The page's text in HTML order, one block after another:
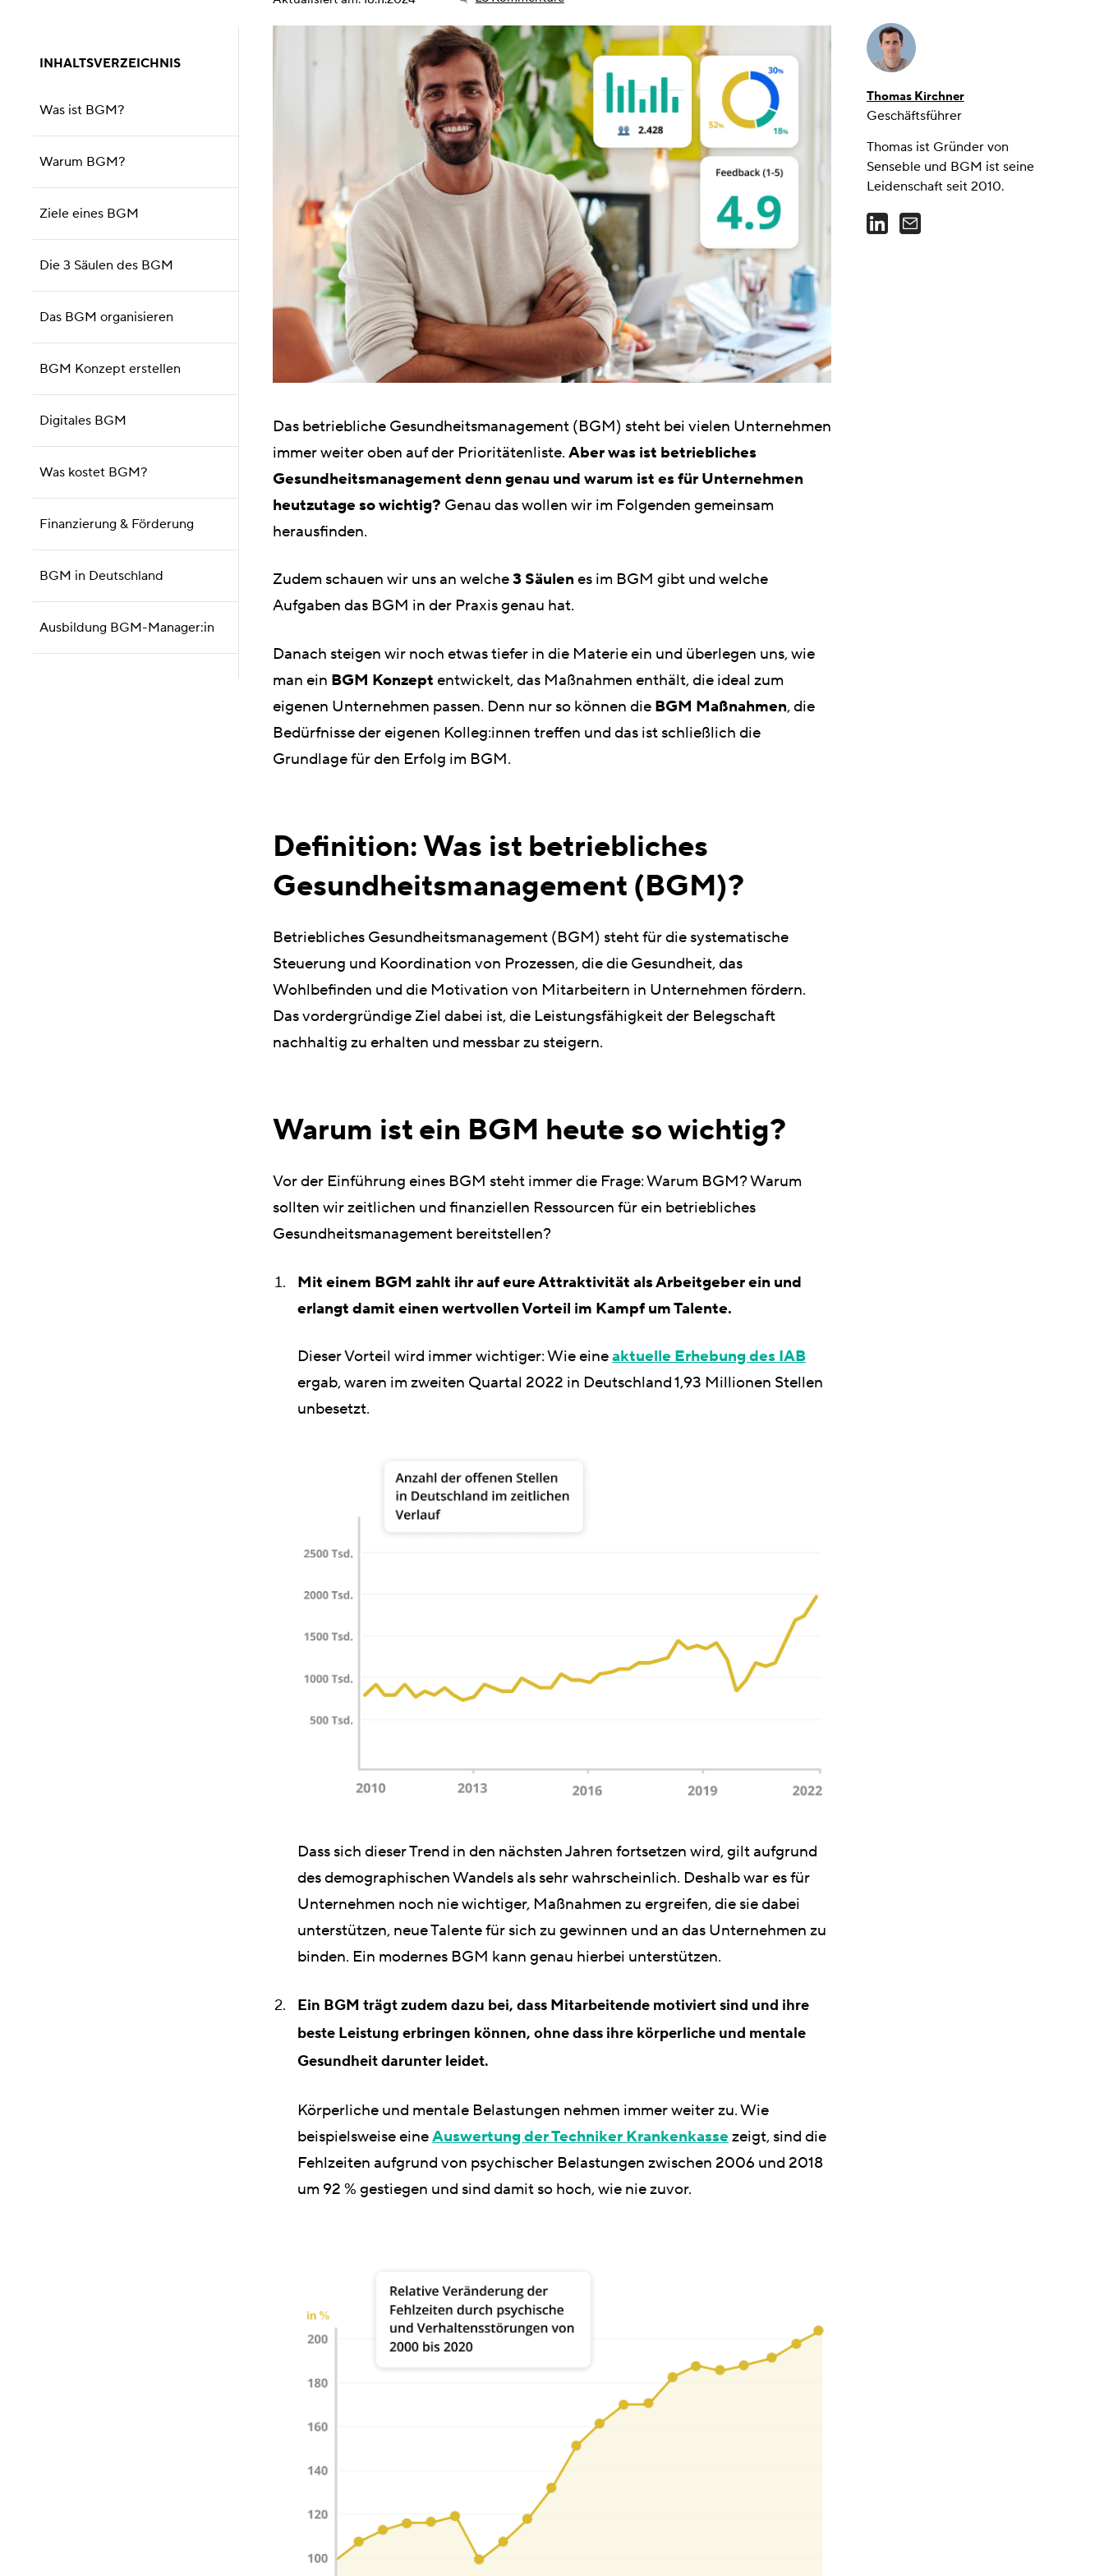
Thomas Kirchner
Geschäftsführer
Thomas ist Gründer von
Senseble und BGM ist seine
Leidenschaft seit 2010.
Das betriebliche Gesundheitsmanagement (BGM) steht bei vielen Unternehmen
immer weiter oben auf der Prioritätenliste. Aber was ist betriebliches
Gesundheitsmanagement denn genau und warum ist es für Unternehmen
heutzutage so wichtig? Genau das wollen wir im Folgenden gemeinsam
herausfinden.
Zudem schauen wir uns an welche3 Säulen es im BGM gibt und welche
Aufgaben das BGM in der Praxis genau hat.
Danach steigen wir noch etwas tiefer in die Materie ein und überlegen uns, wie
man ein BGM Konzept entwickelt, das Maßnahmen enthält, die ideal zum
eigenen Unternehmen passen. Denn nur so können die BGM Maßnahmen, die
Bedürfnisse der eigenen Kolleg:innen treffen und das ist schließlich die
Grundlage für den Erfolg im BGM.
INHALTSVERZEICHNIS
Was ist BGM?
Warum BGM?
Ziele eines BGM
Die 3 Säulen des BGM
Das BGM organisieren
BGM Konzept erstellen
Digitales BGM
Was kostet BGM?
Finanzierung & Förderung
BGM in Deutschland
Ausbildung BGM-Manager:in
Definition: Was ist betriebliches
Gesundheitsmanagement (BGM)?
Betriebliches Gesundheitsmanagement (BGM) steht für die systematische
Steuerung und Koordination von Prozessen, die die Gesundheit, das
Wohlbefinden und die Motivation von Mitarbeitern in Unternehmen fördern.
Das vordergründige Ziel dabei ist, die Leistungsfähigkeit der Belegschaft
nachhaltig zu erhalten und messbar zu steigern.
Warum ist ein BGM heute so wichtig?
Vor der Einführung eines BGM steht immer die Frage: Warum BGM? Warum
sollten wir zeitlichen und finanziellen Ressourcen für ein betriebliches
Gesundheitsmanagement bereitstellen?
Mit einem BGM zahlt ihr auf eure Attraktivität als Arbeitgeber ein und
erlangt damit einen wertvollen Vorteil im Kampf um Talente.
Dieser Vorteil wird immer wichtiger: Wie eineaktuelle Erhebung des IAB
ergab, waren im zweiten Quartal 2022 in Deutschland 1,93 Millionen Stellen
unbesetzt.
Dass sich dieser Trend in den nächsten Jahren fortsetzen wird, gilt aufgrund
des demographischen Wandels als sehr wahrscheinlich. Deshalb war es für
Unternehmen noch nie wichtiger, Maßnahmen zu ergreifen, die sie dabei
unterstützen, neue Talente für sich zu gewinnen und an das Unternehmen zu
binden. Ein modernes BGM kann genau hierbei unterstützen.
Ein BGM trägt zudem dazu bei, dass Mitarbeitende motiviert sind und ihre
beste Leistung erbringen können, ohne dass ihre körperliche und mentale
Gesundheit darunter leidet.
Körperliche und mentale Belastungen nehmen immer weiter zu. Wie
beispielsweise eineAuswertung der Techniker Krankenkasse zeigt, sind die
Fehlzeiten aufgrund von psychischer Belastungen zwischen 2006 und 2018
um 92 % gestiegen und sind damit so hoch, wie nie zuvor.